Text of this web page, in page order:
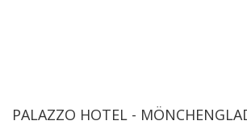
PALAZZO HOTEL -